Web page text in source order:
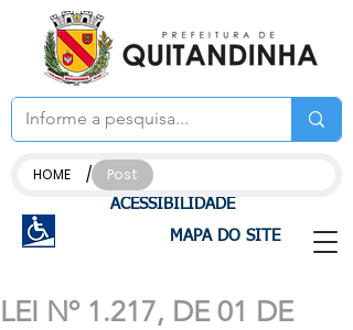
ACESSIBILIDADE
MAPA DO SITE
HOME / Post
LEI Nº 1.217, DE 01 DE